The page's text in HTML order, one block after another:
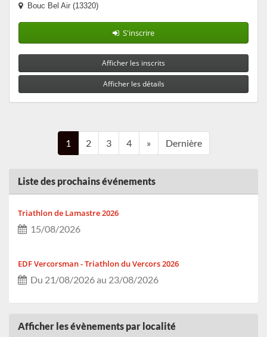
Bouc Bel Air (13320)
S'inscrire
Afficher les inscrits
Afficher les détails
1 2 3 4 » Dernière
Liste des prochains événements
Triathlon de Lamastre 2026
15/08/2026
EDF Vercorsman - Triathlon du Vercors 2026
Du 21/08/2026 au 23/08/2026
Du 29/08/2026 au 30/08/2026
Afficher les évènements par localité